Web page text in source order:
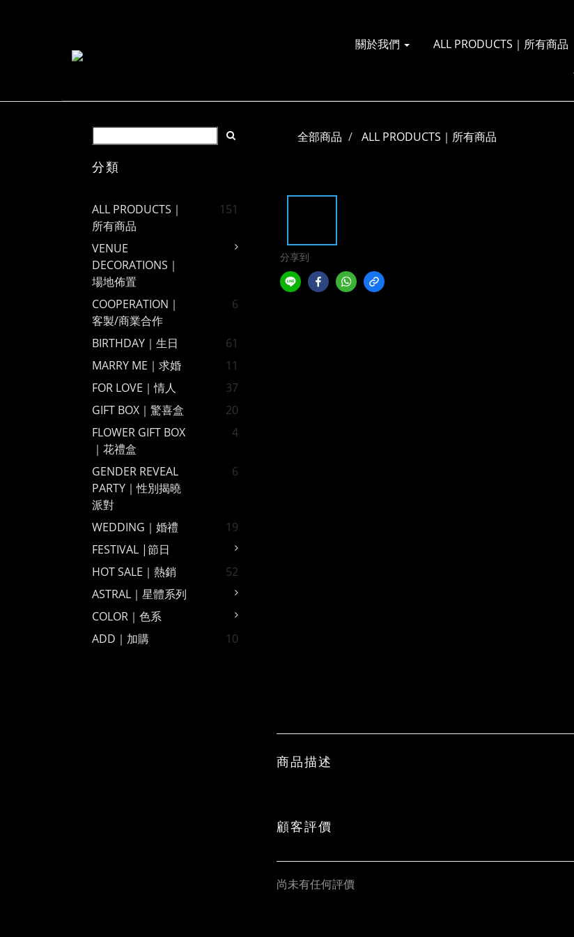
關於我們 ALL PRODUCTS｜所有商品
分類
ALL PRODUCTS｜
所有商品
151
VENUE
DECORATIONS｜
場地佈置
COOPERATION｜
客製/商業合作
6
BIRTHDAY｜生日
61
MARRY ME｜求婚
11
FOR LOVE｜情人
37
GIFT BOX｜驚喜盒
20
FLOWER GIFT BOX
｜花禮盒
4
GENDER REVEAL
PARTY｜性別揭曉
派對
6
WEDDING｜婚禮
19
FESTIVAL |節日
HOT SALE｜熱銷
52
ASTRAL｜星體系列
COLOR｜色系
ADD｜加購
10
全部商品 ALL PRODUCTS｜所有商品
分享到
商品描述
顧客評價
尚未有任何評價